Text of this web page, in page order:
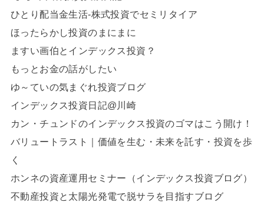
ひとり配当金生活-株式投資でセミリタイア
ほったらかし投資のまにまに
ますい画伯とインデックス投資？
もっとお金の話がしたい
ゆ～ていの気まぐれ投資ブログ
インデックス投資日記@川崎
カン・チュンドのインデックス投資のゴマはこう開け！
バリュートラスト｜価値を生む・未来を託す・投資を歩
く
ホンネの資産運用セミナー（インデックス投資ブログ）
不動産投資と太陽光発電で脱サラを目指すブログ